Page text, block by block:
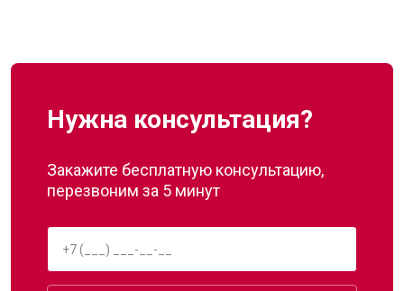
Нужна консультация?
Закажите бесплатную консультацию,
перезвоним за 5 минут